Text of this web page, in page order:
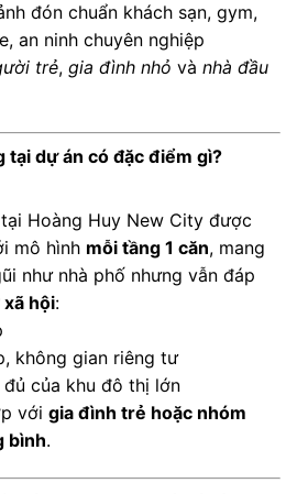
đón chuẩn khách sạn, gym,
an ninh chuyên nghiệp
trẻ, gia đình nhỏ và nhà đầu
tại dự án có đặc điểm gì?
Hoàng Huy New City được
mô hình mỗi tầng 1 căn, mang
như nhà phố nhưng vẫn đáp
hội:
không gian riêng tư
của khu đô thị lớn
với gia đình trẻ hoặc nhóm
bình.